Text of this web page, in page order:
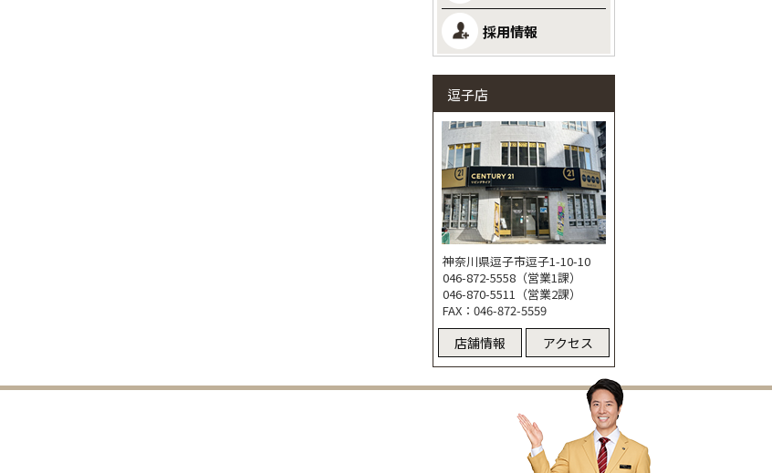
採用情報
逗子店
神奈川県逗子市逗子1-10-10
046-872-5558（営業1課）
046-870-5511（営業2課）
FAX：046-872-5559
店舗情報 アクセス